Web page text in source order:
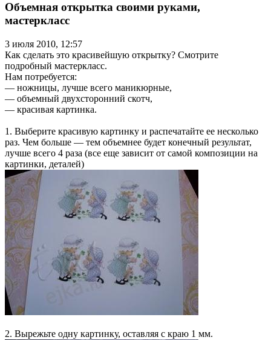
Объемная открытка своими руками,
мастеркласс
3 июля 2010, 12:57
Как сделать это красивейшую открытку? Смотрите
подробный мастеркласс.
Нам потребуется:
— ножницы, лучше всего маникюрные,
— объемный двухсторонний скотч,
— красивая картинка.
1. Выберите красивую картинку и распечатайте ее несколько
раз. Чем больше — тем объемнее будет конечный результат,
лучше всего 4 раза (все еще зависит от самой композиции на
картинки, деталей)
2. Вырежьте одну картинку, оставляя с краю 1 мм.